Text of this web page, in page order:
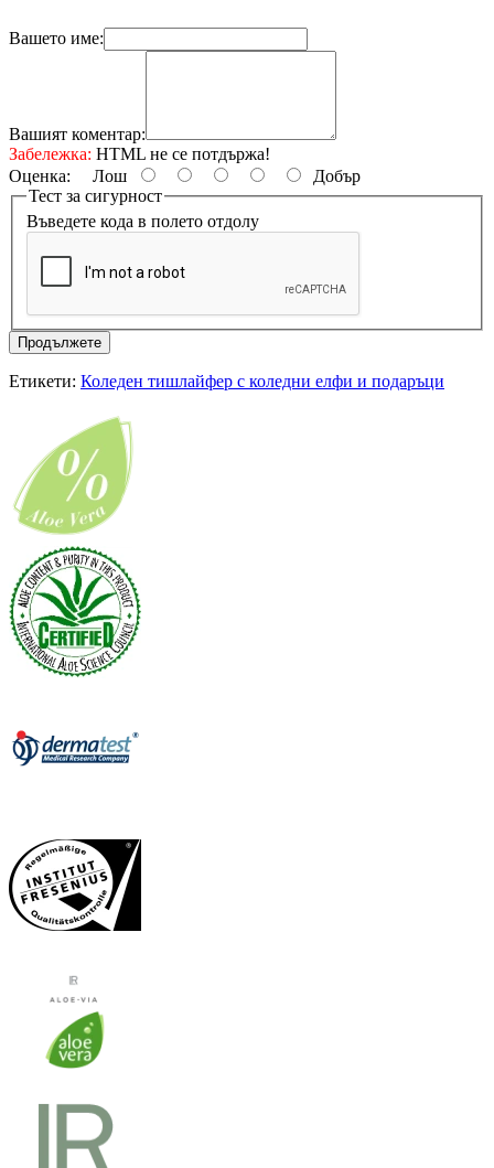
Вашето име:
Вашият коментар:
Забележка: HTML не се потдържа!
Оценка: Лош
Добър
Тест за сигурност
Въведете кода в полето отдолу
Продължете
Етикети: Коледен тишлайфер с коледни елфи и подаръци